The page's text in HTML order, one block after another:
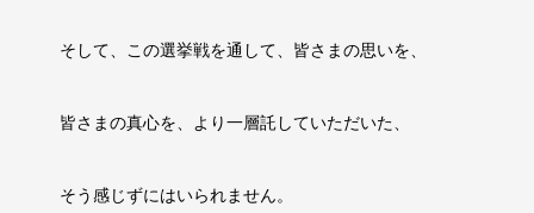
そして、この選挙戦を通して、皆さまの思いを、
皆さまの真心を、より一層託していただいた、
そう感じずにはいられません。